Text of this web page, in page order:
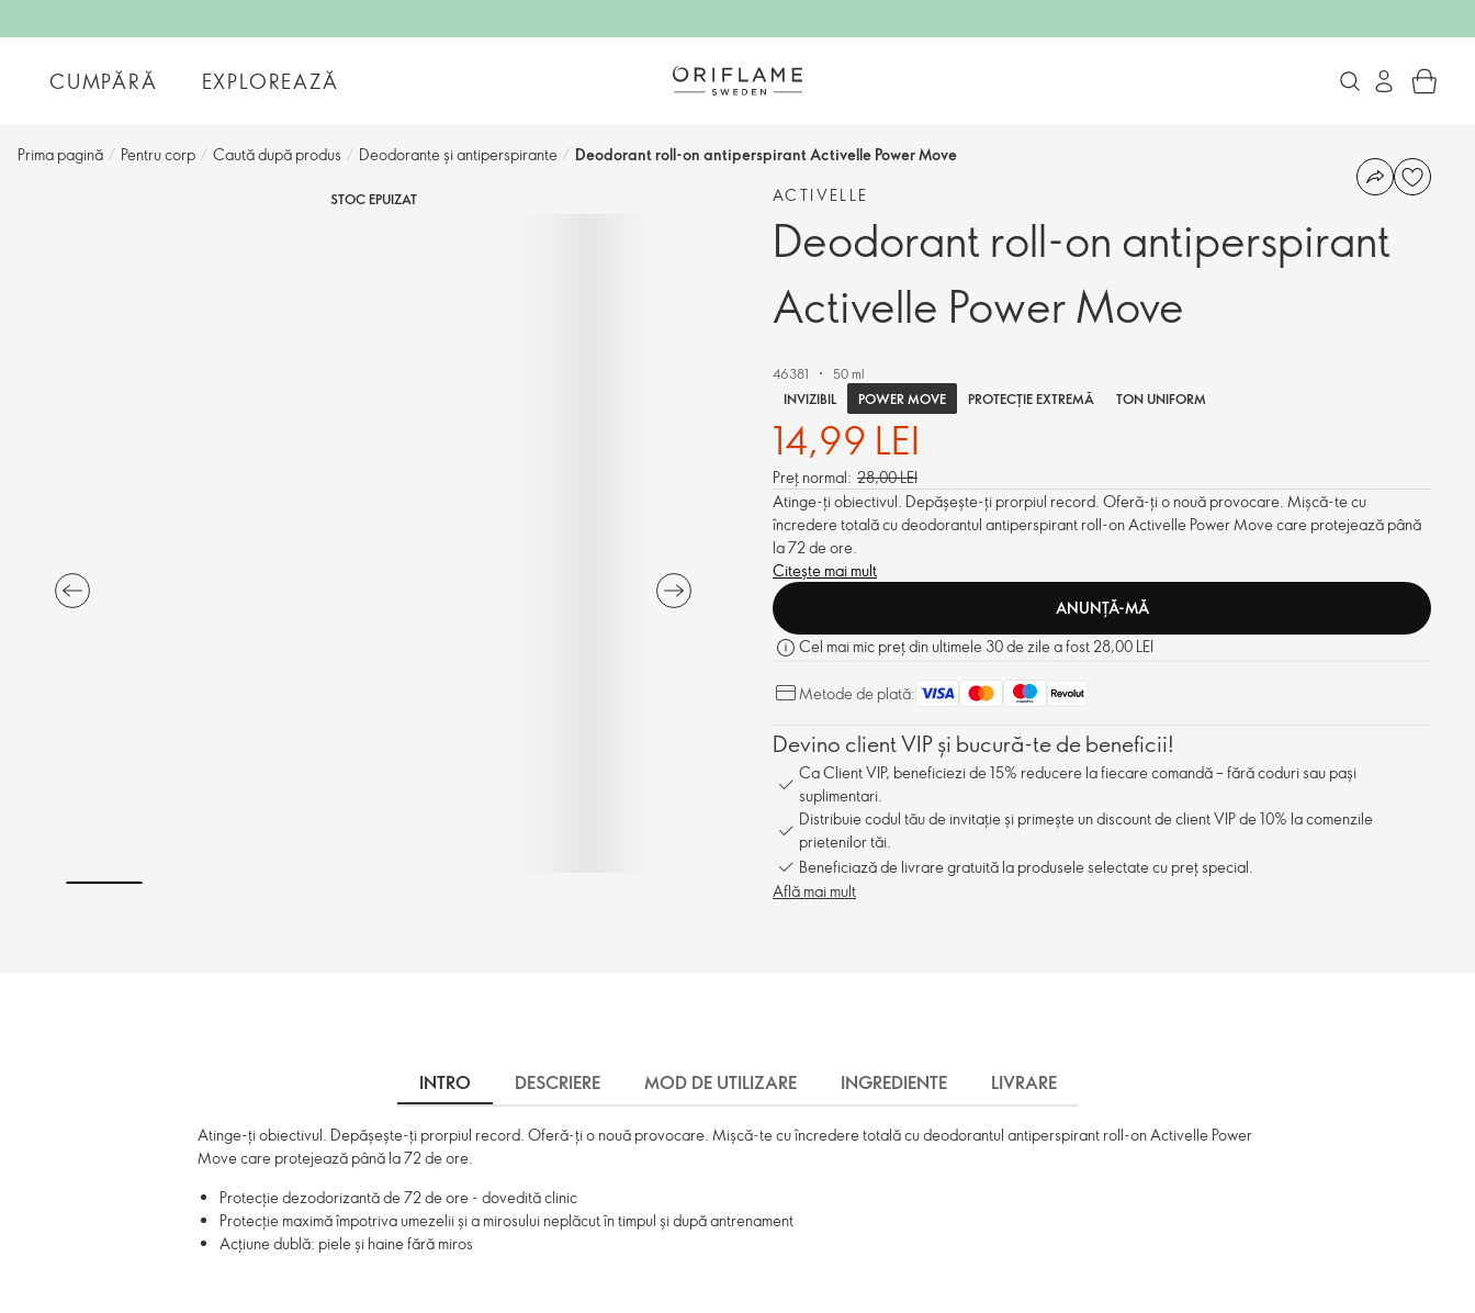
CUMPĂRĂ EXPLOREAZĂ
Prima pagină / Pentru corp / Caută după produs / Deodorante și antiperspirante / Deodorant roll-on antiperspirant Activelle Power Move
STOC EPUIZAT ACTIVELLE
Deodorant roll-on antiperspirant
Activelle Power Move
46381
50 ml
INVIZIBIL
POWER MOVE PROTECȚIE EXTREMĂ TON UNIFORM
14,99 LEI
Preț normal: 28,00 LEI
Atinge-ți obiectivul. Depășește-ți prorpiul record. Oferă-ți o nouă provocare. Mișcă-te cu
încredere totală cu deodorantul antiperspirant roll-on Activelle Power Move care protejează până
la 72 de ore.
Citește mai mult
ANUNȚĂ-MĂ
Cel mai mic preț din ultimele 30 de zile a fost 28,00 LEI
Metode de plată:
Devino client VIP și bucură-te de beneficii!
Ca Client VIP, beneficiezi de 15% reducere la fiecare comandă – fără coduri sau pași
suplimentari.
Distribuie codul tău de invitație și primește un discount de client VIP de 10% la comenzile
prietenilor tăi.
Beneficiază de livrare gratuită la produsele selectate cu preț special.
Află mai mult
INTRO DESCRIERE MOD DE UTILIZARE INGREDIENTE LIVRARE
Atinge-ți obiectivul. Depășește-ți prorpiul record. Oferă-ți o nouă provocare. Mișcă-te cu încredere totală cu deodorantul antiperspirant roll-on Activelle Power
Move care protejează până la 72 de ore.
Protecție dezodorizantă de 72 de ore - dovedită clinic
Protecție maximă împotriva umezelii și a mirosului neplăcut în timpul și după antrenament
Acțiune dublă: piele și haine fără miros